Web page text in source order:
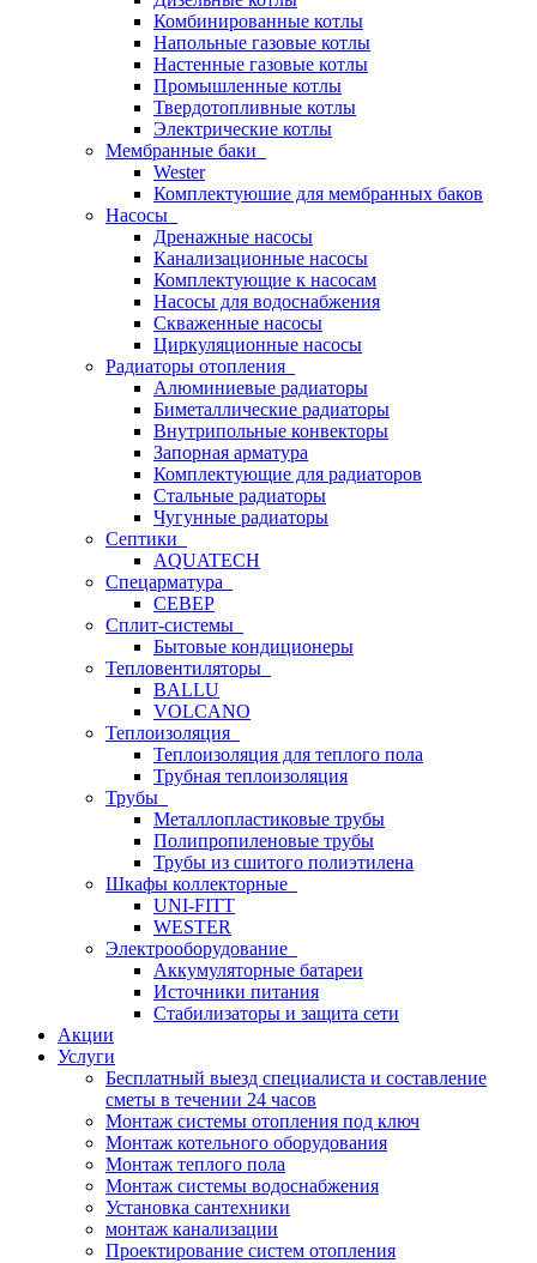
Комбинированные котлы
Напольные газовые котлы
Настенные газовые котлы
Промышленные котлы
Твердотопливные котлы
Электрические котлы
Мембранные баки
Wester
Комплектуюшие для мембранных баков
Насосы
Дренажные насосы
Канализационные насосы
Комплектующие к насосам
Насосы для водоснабжения
Скваженные насосы
Циркуляционные насосы
Радиаторы отопления
Алюминиевые радиаторы
Биметаллические радиаторы
Внутрипольные конвекторы
Запорная арматура
Комплектующие для радиаторов
Стальные радиаторы
Чугунные радиаторы
Септики
AQUATECH
Спецарматура
СЕВЕР
Сплит-системы
Бытовые кондиционеры
Тепловентиляторы
BALLU
VOLCANO
Теплоизоляция
Теплоизоляция для теплого пола
Трубная теплоизоляция
Трубы
Металлопластиковые трубы
Полипропиленовые трубы
Трубы из сшитого полиэтилена
Шкафы коллекторные
UNI-FITT
WESTER
Электрооборудование
Аккумуляторные батареи
Источники питания
Стабилизаторы и защита сети
Акции
Услуги
Бесплатный выезд специалиста и составление
сметы в течении 24 часов
Монтаж системы отопления под ключ
Монтаж котельного оборудования
Монтаж теплого пола
Монтаж системы водоснабжения
Установка сантехники
монтаж канализации
Проектирование систем отопления